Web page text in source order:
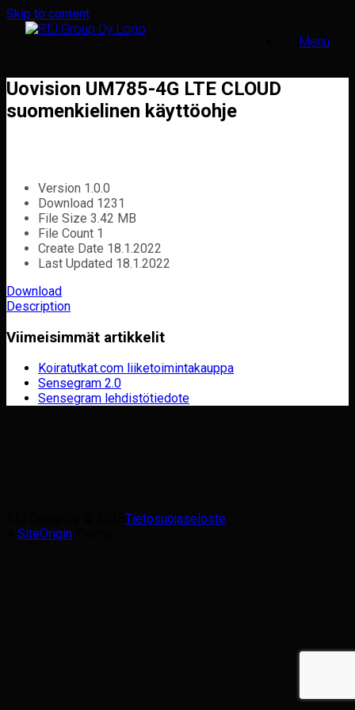
Skip to content
Menu
Uovision UM785-4G LTE CLOUD
suomenkielinen käyttöohje
Version 1.0.0
Download 1231
File Size 3.42 MB
File Count 1
Create Date 18.1.2022
Last Updated 18.1.2022
Download
Description
Viimeisimmät artikkelit
Koiratutkat.com liiketoimintakauppa
Sensegram 2.0
Sensegram lehdistötiedote
Tietosuojaseloste
SiteOrigin